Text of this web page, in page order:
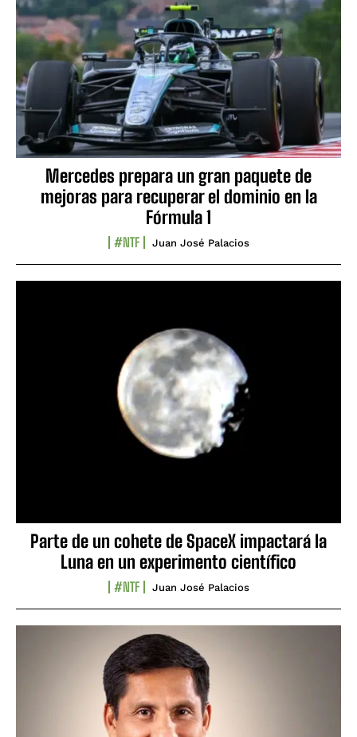
Mercedes prepara un gran paquete de
mejoras para recuperar el dominio en la
Fórmula 1
#NTF Juan José Palacios
Parte de un cohete de SpaceX impactará la
Luna en un experimento científico
#NTF Juan José Palacios